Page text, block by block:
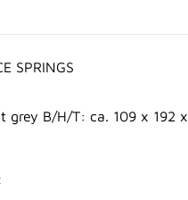
SPRINGS
grey B/H/T: ca. 109 x 192 x